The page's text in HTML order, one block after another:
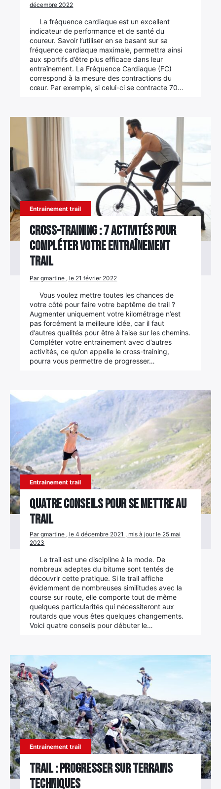
décembre 2022
La fréquence cardiaque est un excellent
indicateur de performance et de santé du
coureur. Savoir l’utiliser en se basant sur sa
fréquence cardiaque maximale, permettra ainsi
aux sportifs d’être plus efficace dans leur
entraînement. La Fréquence Cardiaque (FC)
correspond à la mesure des contractions du
cœur. Par exemple, si celui-ci se contracte 70…
Entrainement trail
Cross-training : 7 activités pour
compléter votre entraînement
trail
Par gmartine , le 21 février 2022
Vous voulez mettre toutes les chances de
votre côté pour faire votre baptême de trail ?
Augmenter uniquement votre kilométrage n’est
pas forcément la meilleure idée, car il faut
d’autres qualités pour être à l’aise sur les chemins.
Compléter votre entrainement avec d’autres
activités, ce qu’on appelle le cross-training,
pourra vous permettre de progresser…
Entrainement trail
Quatre conseils pour se mettre au
trail
Par gmartine , le 4 décembre 2021 , mis à jour le 25 mai
2023
Le trail est une discipline à la mode. De
nombreux adeptes du bitume sont tentés de
découvrir cette pratique. Si le trail affiche
évidemment de nombreuses similitudes avec la
course sur route, elle comporte tout de même
quelques particularités qui nécessiteront aux
routards que vous êtes quelques changements.
Voici quatre conseils pour débuter le…
Entrainement trail
Trail : progresser sur terrains
techniques
Rechercher